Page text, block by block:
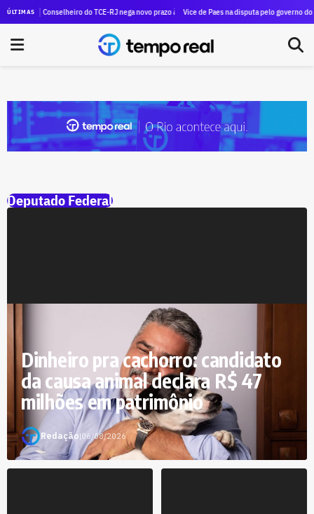
ÚLTIMAS
Eleitoral faz André Ceciliano aparecer com R$ 100 milhões a mais do que, de fato, tem
Conselheiro do TCE-RJ nega novo prazo à Controladoria do Estado e cobra conclusão
Vice de Paes na disputa pelo governo do
Deputado Federal
Dinheiro pra cachorro: candidato
da causa animal declara R$ 47
milhões em patrimônio
Redação|06/08/2026